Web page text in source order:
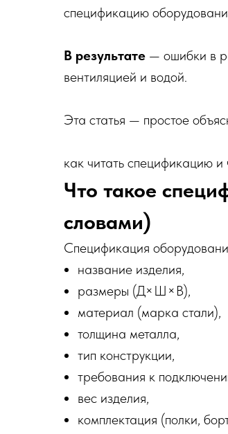
спецификацию
В результате — ошибки в
вентиляцией и водой.
Эта статья — простое
как читать спецификацию
Что такое
словами)
Спецификация
название изделия,
размеры (Д×Ш×В),
материал (марка стали),
толщина металла,
тип конструкции,
требования к
вес изделия,
комплектация (полки,